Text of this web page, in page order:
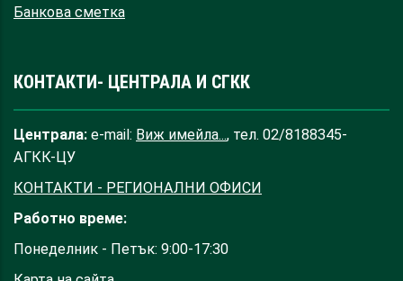
Банкова сметка
КОНТАКТИ- ЦЕНТРАЛА И СГКК
Централа: e-mail: Виж имейла..., тел. 02/8188345-
АГКК-ЦУ
КОНТАКТИ - РЕГИОНАЛНИ ОФИСИ
Работно време:
Понеделник - Петък: 9:00-17:30